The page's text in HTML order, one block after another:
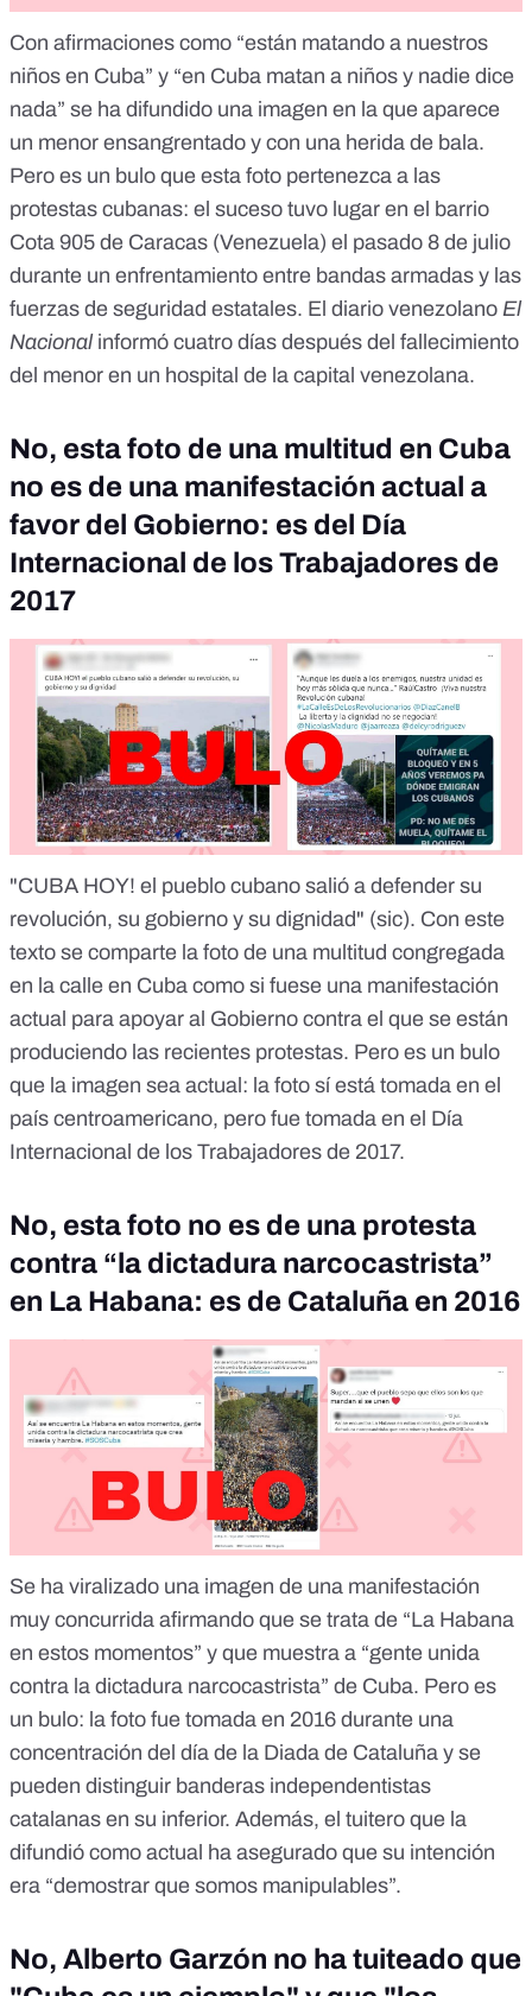
Con afirmaciones como “están matando a nuestros
niños en Cuba” y “en Cuba matan a niños y nadie dice
nada” se ha difundido una imagen en la que aparece
un menor ensangrentado y con una herida de bala.
Pero es un bulo que esta foto pertenezca a las
protestas cubanas: el suceso tuvo lugar en el barrio
Cota 905 de Caracas (Venezuela) el pasado 8 de julio
durante un enfrentamiento entre bandas armadas y las
fuerzas de seguridad estatales. El diario venezolano El
Nacional informó cuatro días después del fallecimiento
del menor en un hospital de la capital venezolana.
No, esta foto de una multitud en Cuba
no es de una manifestación actual a
favor del Gobierno: es del Día
Internacional de los Trabajadores de
2017
"CUBA HOY! el pueblo cubano salió a defender su
revolución, su gobierno y su dignidad" (sic). Con este
texto se comparte la foto de una multitud congregada
en la calle en Cuba como si fuese una manifestación
actual para apoyar al Gobierno contra el que se están
produciendo las recientes protestas. Pero es un bulo
que la imagen sea actual: la foto sí está tomada en el
país centroamericano, pero fue tomada en el Día
Internacional de los Trabajadores de 2017.
No, esta foto no es de una protesta
contra “la dictadura narcocastrista”
en La Habana: es de Cataluña en 2016
Se ha viralizado una imagen de una manifestación
muy concurrida afirmando que se trata de “La Habana
en estos momentos” y que muestra a “gente unida
contra la dictadura narcocastrista” de Cuba. Pero es
un bulo: la foto fue tomada en 2016 durante una
concentración del día de la Diada de Cataluña y se
pueden distinguir banderas independentistas
catalanas en su inferior. Además, el tuitero que la
difundió como actual ha asegurado que su intención
era “demostrar que somos manipulables”.
No, Alberto Garzón no ha tuiteado que